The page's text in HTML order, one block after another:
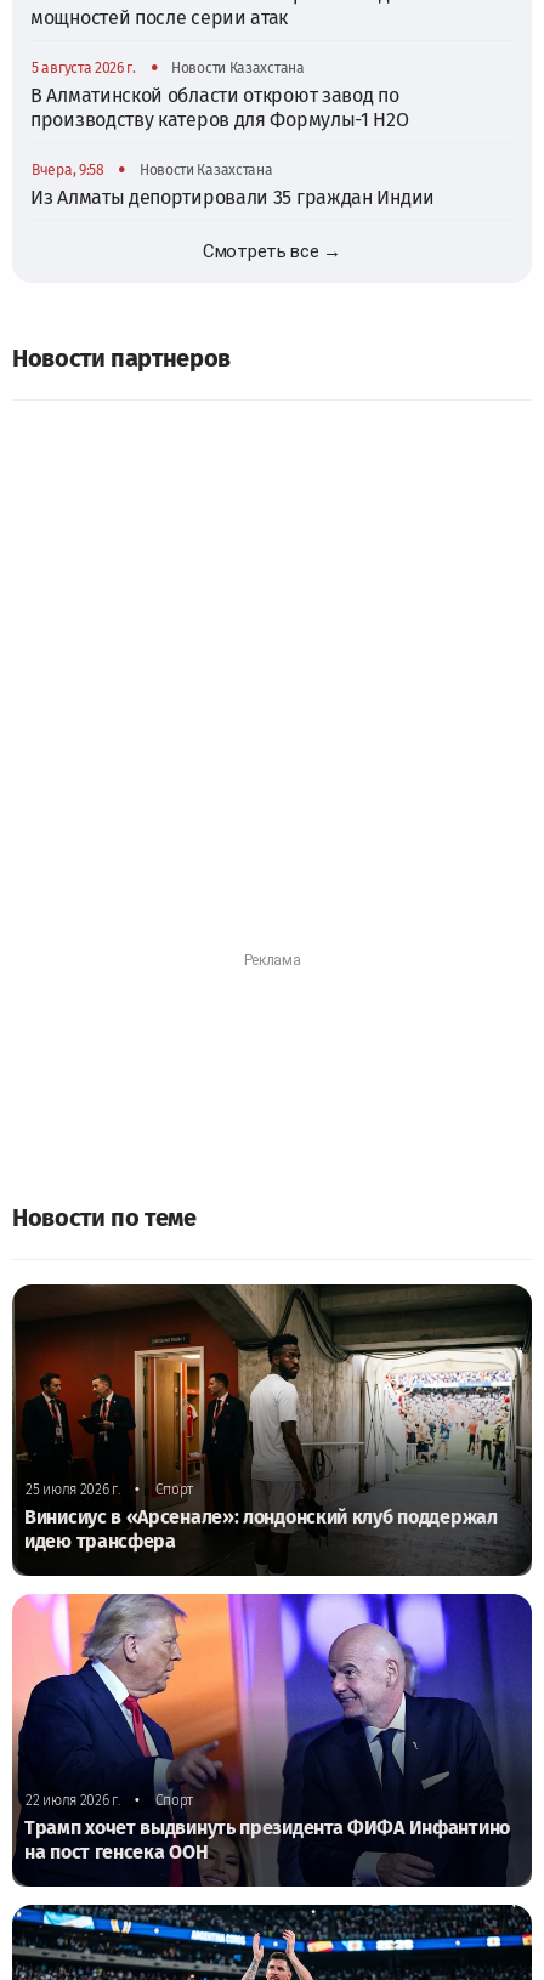
мощностей после серии атак
5 августа 2026 г. • Новости Казахстана
В Алматинской области откроют завод по
производству катеров для Формулы-1 H2O
Вчера, 9:58 • Новости Казахстана
Из Алматы депортировали 35 граждан Индии
Смотреть все →
Новости партнеров
Новости по теме
25 июля 2026 г. • Спорт
Винисиус в «Арсенале»: лондонский клуб поддержал
идею трансфера
22 июля 2026 г. • Спорт
Трамп хочет выдвинуть президента ФИФА Инфантино
на пост генсека ООН